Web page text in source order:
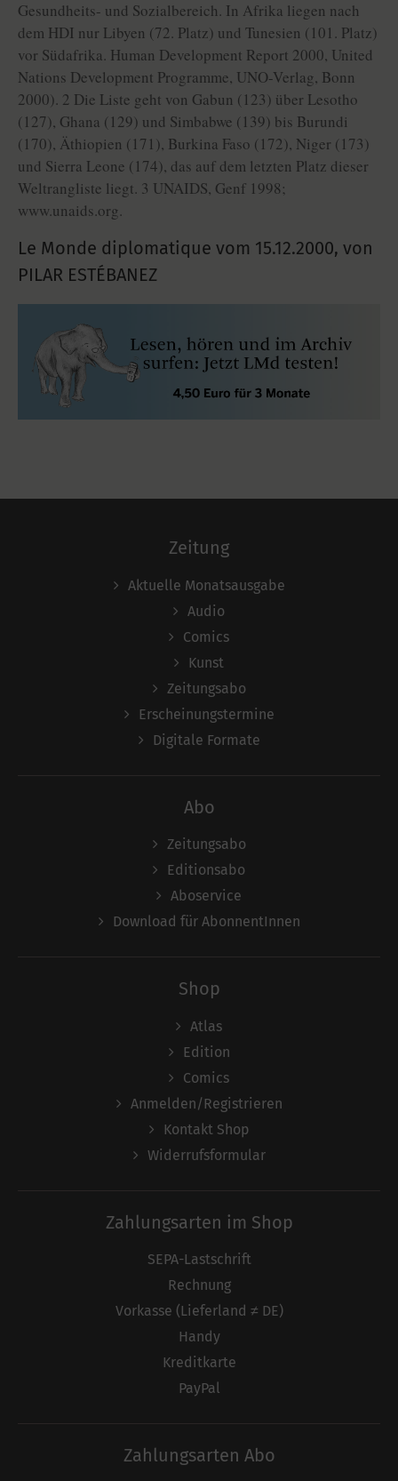
Gesundheits- und Sozialbereich. In Afrika liegen nach
dem HDI nur Libyen (72. Platz) und Tunesien (101. Platz)
vor Südafrika. Human Development Report 2000, United
Nations Development Programme, UNO-Verlag, Bonn
2000). 2 Die Liste geht von Gabun (123) über Lesotho
(127), Ghana (129) und Simbabwe (139) bis Burundi
(170), Äthiopien (171), Burkina Faso (172), Niger (173)
und Sierra Leone (174), das auf dem letzten Platz dieser
Weltrangliste liegt. 3 UNAIDS, Genf 1998;
www.unaids.org.
Le Monde diplomatique vom 15.12.2000, von
PILAR ESTÉBANEZ
Zeitung
Aktuelle Monatsausgabe
Audio
Comics
Kunst
Zeitungsabo
Erscheinungstermine
Digitale Formate
Abo
Zeitungsabo
Editionsabo
Aboservice
Download für AbonnentInnen
Shop
Atlas
Edition
Comics
Anmelden/Registrieren
Kontakt Shop
Widerrufsformular
Zahlungsarten im Shop
SEPA-Lastschrift
Rechnung
Vorkasse (Lieferland ≠ DE)
Handy
Kreditkarte
PayPal
Zahlungsarten Abo